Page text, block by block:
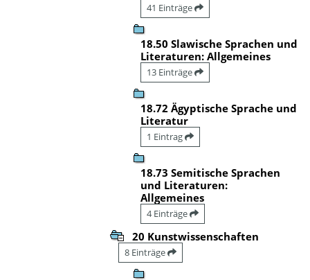
41 Einträge
18.50 Slawische Sprachen und
Literaturen: Allgemeines
13 Einträge
18.72 Ägyptische Sprache und
Literatur
1 Eintrag
18.73 Semitische Sprachen
und Literaturen:
Allgemeines
4 Einträge
20 Kunstwissenschaften
8 Einträge